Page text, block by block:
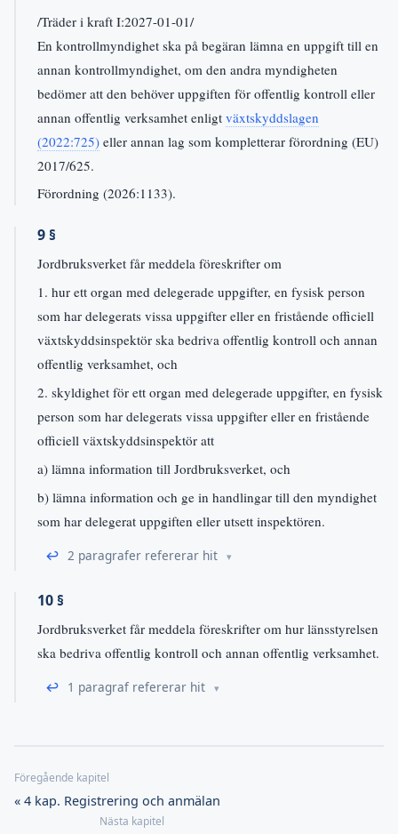
/Träder i kraft I:2027-01-01/
En kontrollmyndighet ska på begäran lämna en uppgift till en
annan kontrollmyndighet, om den andra myndigheten
bedömer att den behöver uppgiften för offentlig kontroll eller
annan offentlig verksamhet enligt växtskyddslagen
(2022:725) eller annan lag som kompletterar förordning (EU)
2017/625.
Förordning (2026:1133).
9 §
Jordbruksverket får meddela föreskrifter om
1. hur ett organ med delegerade uppgifter, en fysisk person
som har delegerats vissa uppgifter eller en fristående officiell
växtskyddsinspektör ska bedriva offentlig kontroll och annan
offentlig verksamhet, och
2. skyldighet för ett organ med delegerade uppgifter, en fysisk
person som har delegerats vissa uppgifter eller en fristående
officiell växtskyddsinspektör att
a) lämna information till Jordbruksverket, och
b) lämna information och ge in handlingar till den myndighet
som har delegerat uppgiften eller utsett inspektören.
↩ 2 paragrafer refererar hit
10 §
Jordbruksverket får meddela föreskrifter om hur länsstyrelsen
ska bedriva offentlig kontroll och annan offentlig verksamhet.
↩ 1 paragraf refererar hit
« 4 kap. Registrering och anmälan